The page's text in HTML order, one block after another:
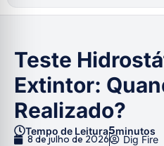
Teste
Extintor:
Realizado?
Tempo de Leitura5minutos
8 de julho de 2026 Dig Fire